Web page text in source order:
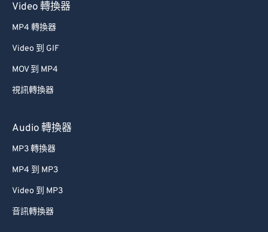
Video 轉換器
MP4 轉換器
Video 到 GIF
MOV 到 MP4
視訊轉換器
Audio 轉換器
MP3 轉換器
MP4 到 MP3
Video 到 MP3
音訊轉換器